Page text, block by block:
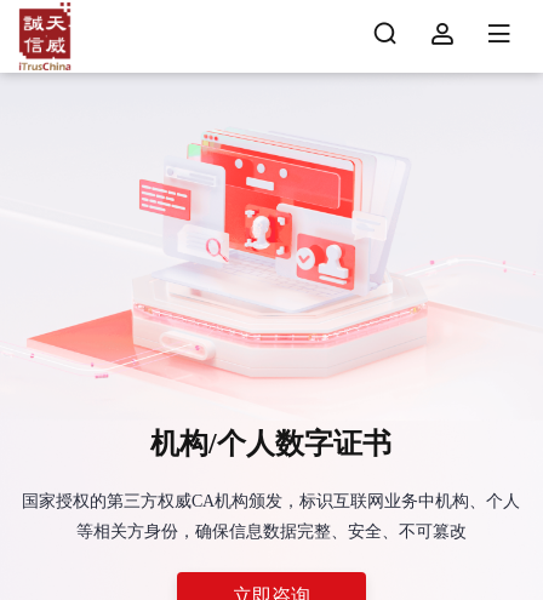
机构/个人数字证书
国家授权的第三方权威CA机构颁发，标识互联网业务中机构、个人
等相关方身份，确保信息数据完整、安全、不可篡改
立即咨询